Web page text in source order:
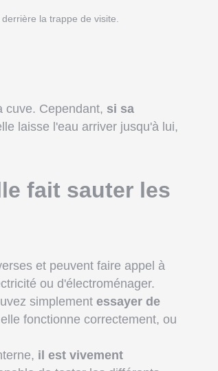
, derrière la trappe de visite.
cuve. Cependant, si sa
laisse l'eau arriver jusqu'à lui,
fait sauter les
et peuvent faire appel à
ou d'électroménager.
simplement essayer de
fonctionne correctement, ou
il est vivement